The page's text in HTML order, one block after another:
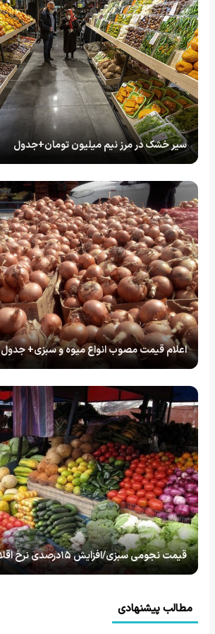
سیر خشک در مرز نیم میلیون تومان+جدول
اعلام قیمت مصوب انواع میوه و سبزی+ جدول
قیمت نجومی سبزی/افزایش ۱۵درصدی نرخ اقلام صیفی
مطالب پیشنهادی